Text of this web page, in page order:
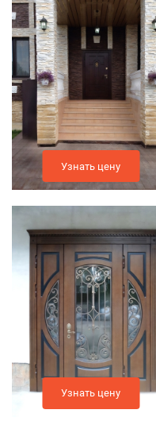
Узнать цену
Узнать цену